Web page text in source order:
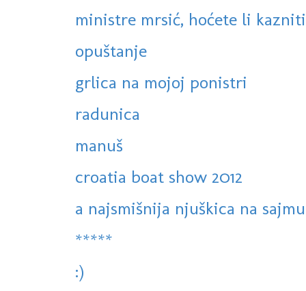
ministre mrsić, hoćete li
opuštanje
grlica na mojoj ponistri
radunica
manuš
croatia boat show 2012
a najsmišnija njuškica na
*****
:)